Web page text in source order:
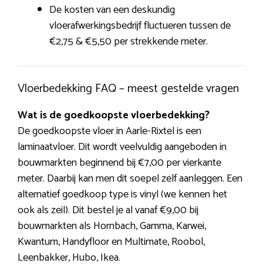
De kosten van een deskundig
vloerafwerkingsbedrijf fluctueren tussen de
€2,75 & €5,50 per strekkende meter.
Vloerbedekking FAQ – meest gestelde vragen
Wat is de goedkoopste vloerbedekking?
De goedkoopste vloer in Aarle-Rixtel is een
laminaatvloer. Dit wordt veelvuldig aangeboden in
bouwmarkten beginnend bij €7,00 per vierkante
meter. Daarbij kan men dit soepel zelf aanleggen. Een
alternatief goedkoop type is vinyl (we kennen het
ook als zeil). Dit bestel je al vanaf €9,00 bij
bouwmarkten als Hornbach, Gamma, Karwei,
Kwantum, Handyfloor en Multimate, Roobol,
Leenbakker, Hubo, Ikea.